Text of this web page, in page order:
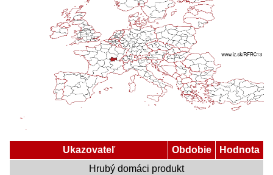
Ukazovateľ Obdobie
Hodnota
Hrubý domáci produkt